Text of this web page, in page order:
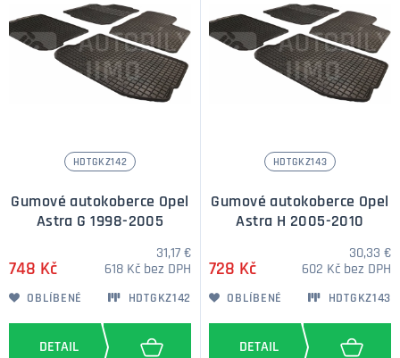
HDTGKZ142
Gumové autokoberce Opel
Astra G 1998-2005
748 Kč
31,17 €
618 Kč bez DPH
OBLÍBENÉ HDTGKZ142
HDTGKZ143
Gumové autokoberce Opel
Astra H 2005-2010
728 Kč
30,33 €
602 Kč bez DPH
OBLÍBENÉ HDTGKZ143